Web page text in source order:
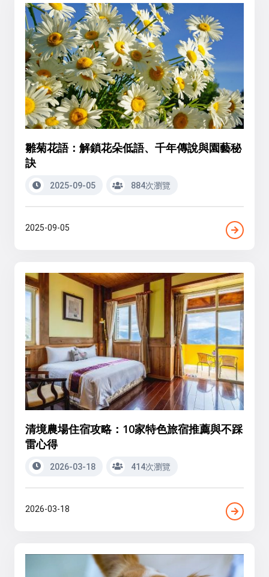
雛菊花語：解鎖花朵低語、千年傳說與園藝秘
訣
2025-09-05 884次瀏覽
2025-09-05
清境農場住宿攻略：10家特色旅宿推薦與不踩
雷心得
2026-03-18 414次瀏覽
2026-03-18